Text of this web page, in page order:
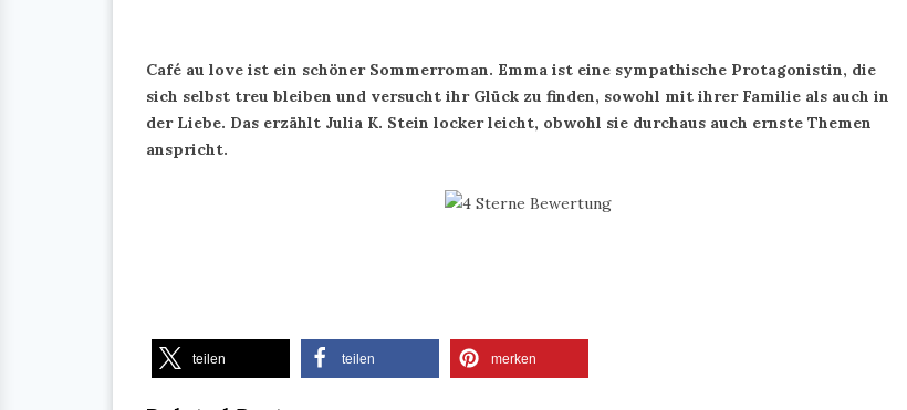
Café au love ist ein schöner Sommerroman. Emma ist eine sympathische Protagonistin, die
sich selbst treu bleiben und versucht ihr Glück zu finden, sowohl mit ihrer Familie als auch in
der Liebe. Das erzählt Julia K. Stein locker leicht, obwohl sie durchaus auch ernste Themen
anspricht.
teilen teilen merken